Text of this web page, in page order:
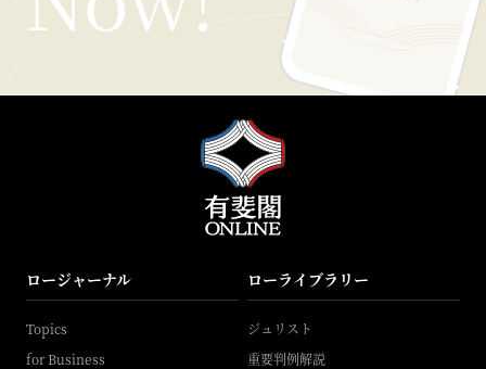
ロージャーナル
Topics
for Business
ローライブラリー
ジュリスト
重要判例解説